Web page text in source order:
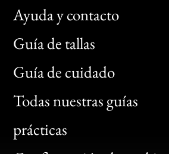
Ayuda y contacto
Guía de tallas
Guía de cuidado
Todas nuestras guías
prácticas